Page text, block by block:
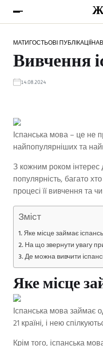
МАТИ ГОСТЬОВІ ПУБЛІКАЦІЇ
Вивчення
14.08.2024
Іспанська мова – це не
найпопулярніших та
З кожним роком
популярність, багато
процесі її вивчення та
Зміст
Яке місце займає
На що звернути увагу
Де можна вивчити
Яке місце
Іспанська мова займає
21 країні, і нею